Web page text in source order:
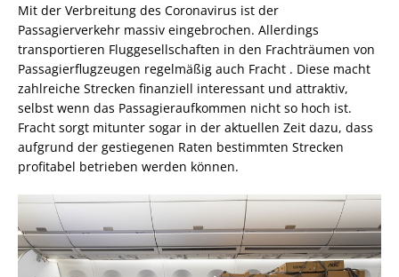
Mit der Verbreitung des Coronavirus ist der
Passagierverkehr massiv eingebrochen. Allerdings
transportieren Fluggesellschaften in den Frachträumen von
Passagierflugzeugen regelmäßig auch Fracht . Diese macht
zahlreiche Strecken finanziell interessant und attraktiv,
selbst wenn das Passagieraufkommen nicht so hoch ist.
Fracht sorgt mitunter sogar in der aktuellen Zeit dazu, dass
aufgrund der gestiegenen Raten bestimmten Strecken
profitabel betrieben werden können.